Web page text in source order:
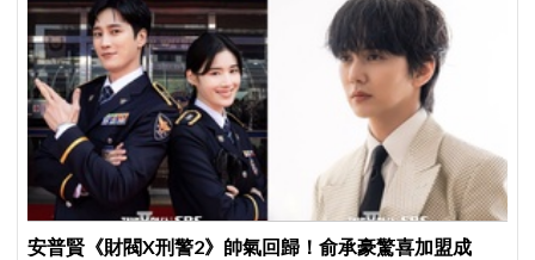
安普賢《財閥X刑警2》帥氣回歸！俞承豪驚喜加盟成